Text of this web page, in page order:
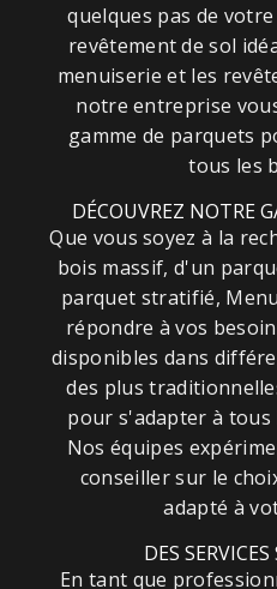
quelques pas de
revêtement de sol
menuiserie et les
notre entreprise
gamme de parquets
tous les
DÉCOUVREZ NOTRE
Que vous soyez à la
bois massif, d'un
parquet stratifié,
répondre à vos
disponibles dans
des plus
pour s'adapter à
Nos équipes
conseiller sur le
adapté à
DES
En tant que